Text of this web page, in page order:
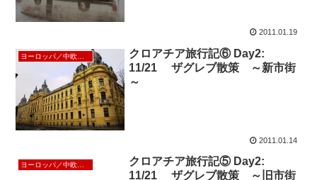
2011.01.19
ヨーロッパ／中欧／北欧
クロアチア旅行記⑥ Day2:
11/21 ザグレブ散策 ～新市街
～
2011.01.14
クロアチア旅行記⑤ Day2:
11/21 ザグレブ散策 ～旧市街